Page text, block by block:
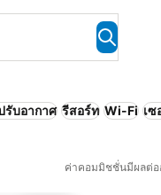
รับอากาศ รีสอร์ท Wi-Fi เซ
ค่าคอมมิชชั่นมีผลต่อ